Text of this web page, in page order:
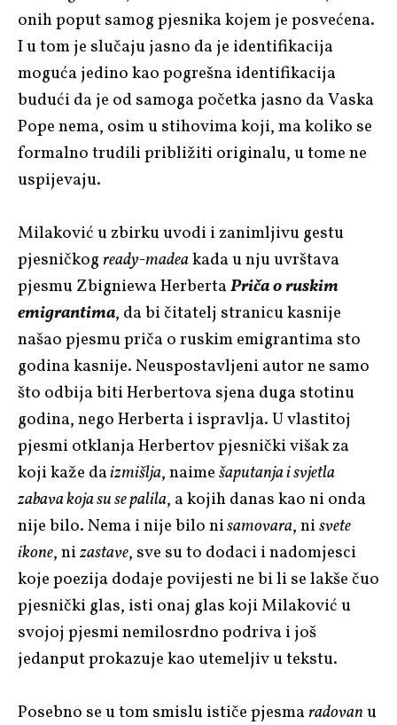
onih poput samog pjesnika kojem je posvećena.
I u tom je slučaju jasno da je identifikacija
moguća jedino kao pogrešna identifikacija
budući da je od samoga početka jasno da Vaska
Pope nema, osim u stihovima koji, ma koliko se
formalno trudili približiti originalu, u tome ne
uspijevaju.
Milaković u zbirku uvodi i zanimljivu gestu
pjesničkogready-madeakada u nju uvrštava
pjesmu Zbigniewa HerbertaPriča o ruskim
emigrantima, da bi čitatelj stranicu kasnije
našao pjesmu priča o ruskim emigrantima sto
godina kasnije. Neuspostavljeni autor ne samo
što odbija biti Herbertova sjena duga stotinu
godina, nego Herberta i ispravlja. U vlastitoj
pjesmi otklanja Herbertov pjesnički višak za
koji kaže daizmišlja, naimešaputanja i svjetla
zabava koja su se palila, a kojih danas kao ni onda
nije bilo. Nema i nije bilo nisamovara, nisvete
ikone, nizastave, sve su to dodaci i nadomjesci
koje poezija dodaje povijesti ne bi li se lakše čuo
pjesnički glas, isti onaj glas koji Milaković u
svojoj pjesmi nemilosrdno podriva i još
jedanput prokazuje kao utemeljiv u tekstu.
Posebno se u tom smislu ističe pjesmaradovanu